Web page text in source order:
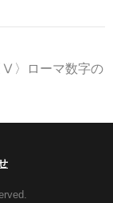
Ⅴ〉ローマ数字の